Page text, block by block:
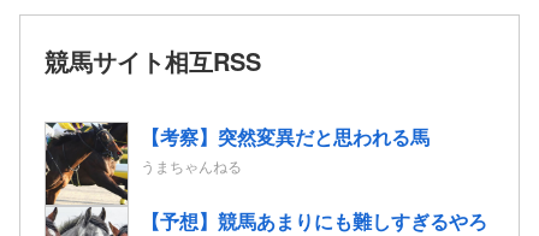
競馬サイト相互RSS
【考察】突然変異だと思われる馬
うまちゃんねる
【予想】競馬あまりにも難しすぎるやろ